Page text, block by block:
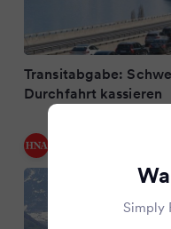
Transitabgabe:
Durchfahrt kassieren
Simply